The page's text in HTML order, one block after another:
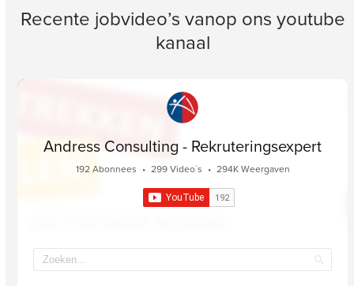
Recente jobvideo’s vanop ons youtube
kanaal
Andress Consulting - Rekruteringsexpert
192 Abonnees • 299 Video`s • 294K Weergaven